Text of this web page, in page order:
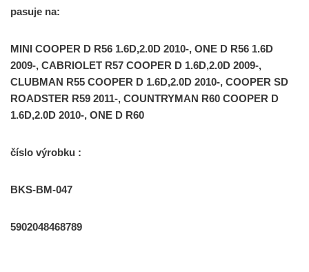
pasuje na:
MINI COOPER D R56 1.6D,2.0D 2010-, ONE D R56 1.6D
2009-, CABRIOLET R57 COOPER D 1.6D,2.0D 2009-,
CLUBMAN R55 COOPER D 1.6D,2.0D 2010-, COOPER SD
ROADSTER R59 2011-, COUNTRYMAN R60 COOPER D
1.6D,2.0D 2010-, ONE D R60
číslo výrobku :
BKS-BM-047
5902048468789